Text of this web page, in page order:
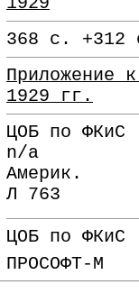
368 с. +312
Приложение
1929 гг.
ЦОБ по ФКиС
n/a
Америк.
Л 763
ЦОБ по ФКиС
ПРОСОФТ-М